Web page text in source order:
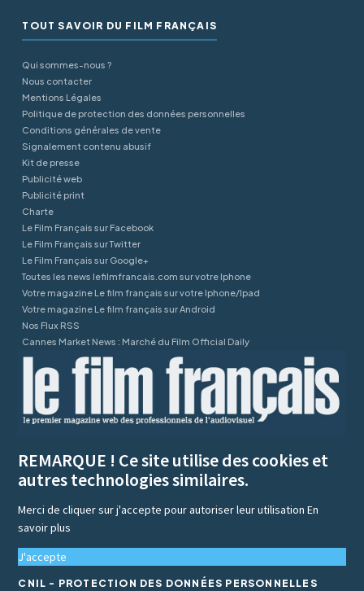
TOUT SAVOIR DU FILM FRANÇAIS
Qui sommes-nous ?
Nous contacter
Mentions Légales
Politique de protection des données personnelles
Conditions générales de vente
Signalement contenu abusif
Kit de presse
Publicité web
Publicité print
Charte
Le Film Français sur Facebook
Le Film Français sur Twitter
Le Film Français sur Google+
Toutes les news lefilmfrancais.com sur votre Iphone
Votre magazine Le film français sur votre Iphone/Ipad
Votre magazine Le film français sur Android
Nos Flux RSS
Cannes Market News : Marché du Film Official Daily
REMARQUE ! Ce site utilise des cookies et
autres technologies similaires.
Merci de cliquer sur j'accepte pour autoriser leur utilisationEn
savoir plus
J'accepte
CNIL - PROTECTION DES DONNÉES PERSONNELLES